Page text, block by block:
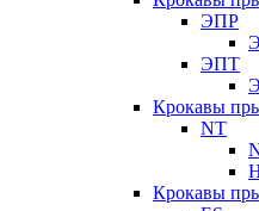
ЭПР
ЭПТ
Крокавы
NT
Крокавы